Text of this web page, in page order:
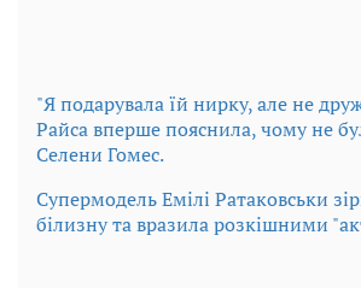
"Я подарувала їй нирку, але не
Райса вперше пояснила, чому не
Селени Гомес.
Супермодель Емілі Ратаковськи
білизну та вразила розкішними